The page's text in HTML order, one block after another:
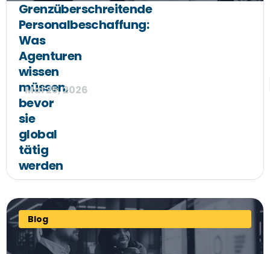
Grenzüberschreitende
Personalbeschaffung:
Was
Agenturen
wissen
müssen,
bevor
sie
global
tätig
werden
Mai 25, 2026
Blog